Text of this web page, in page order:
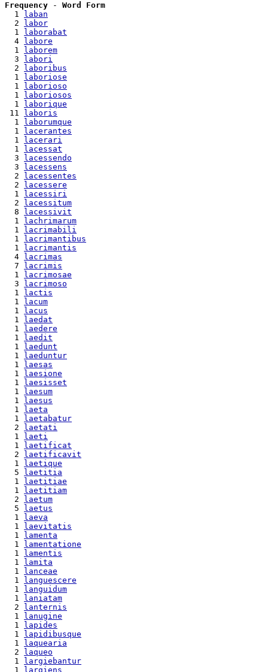
Frequency - Word Form
  1
laban
  2
labor
  1
laborabat
  4
labore
  1
laborem
  3
labori
  2
laboribus
  1
laboriose
  1
laborioso
  1
laboriosos
  1
laborique
11
laboris
  1
laborumque
  1
lacerantes
  1
lacerari
  1
lacessat
  3
lacessendo
  3
lacessens
  2
lacessentes
  2
lacessere
  1
lacessiri
  2
lacessitum
  8
lacessivit
  1
lachrimarum
  1
lacrimabili
  1
lacrimantibus
  1
lacrimantis
  4
lacrimas
  7
lacrimis
  1
lacrimosae
  3
lacrimoso
  1
lactis
  1
lacum
  1
lacus
  1
laedat
  1
laedere
  1
laedit
  1
laedunt
  1
laeduntur
  1
laesas
  1
laesione
  1
laesisset
  1
laesum
  1
laesus
  1
laeta
  1
laetabatur
  2
laetati
  1
laeti
  1
laetificat
  2
laetificavit
  1
laetique
  5
laetitia
  1
laetitiae
  1
laetitiam
  2
laetum
  5
laetus
  1
laeva
  1
laevitatis
  1
lamenta
  1
lamentatione
  1
lamentis
  1
lamita
  1
lanceae
  1
languescere
  1
languidum
  1
laniatam
  2
lanternis
  1
lanugine
  1
lapides
  1
lapidibusque
  1
laquearia
  2
laqueo
  1
largiebantur
  1
largiens